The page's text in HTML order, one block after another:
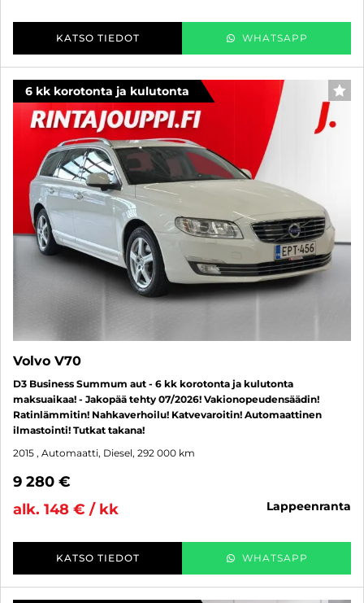
KATSO TIEDOT WHATSAPP
6 kk korotonta ja kulutonta
Volvo V70
D3 Business Summum aut - 6 kk korotonta ja kulutonta
maksuaikaa! - Jakopää tehty 07/2026! Vakionopeudensäädin!
Ratinlämmitin! Nahkaverhoilu! Katvevaroitin! Automaattinen
ilmastointi! Tutkat takana!
2015 , Automaatti, Diesel, 292 000 km
9 280 €
alk. 148 € / kk
lappeenranta
KATSO TIEDOT WHATSAPP